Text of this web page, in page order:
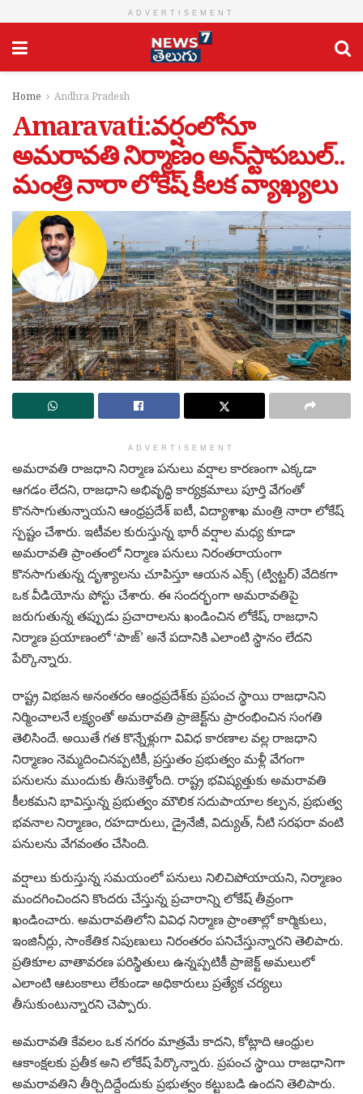
ADVERTISEMENT
Home Andhra Pradesh
Amaravati:వర్షంలోనూ
అమరావతి నిర్మాణం అన్‌స్టాపబుల్..
మంత్రి నారా లోకేష్ కీలక వ్యాఖ్యలు
ADVERTISEMENT
అమరావతి రాజధాని నిర్మాణ పనులు వర్షాల కారణంగా ఎక్కడా
ఆగడం లేదని, రాజధాని అభివృద్ధి కార్యక్రమాలు పూర్తి వేగంతో
కొనసాగుతున్నాయని ఆంధ్రప్రదేశ్ ఐటీ, విద్యాశాఖ మంత్రి నారా లోకేష్
స్పష్టం చేశారు. ఇటీవల కురుస్తున్న భారీ వర్షాల మధ్య కూడా
అమరావతి ప్రాంతంలో నిర్మాణ పనులు నిరంతరాయంగా
కొనసాగుతున్న దృశ్యాలను చూపిస్తూ ఆయన ఎక్స్ (ట్విట్టర్) వేదికగా
ఒక వీడియోను పోస్టు చేశారు. ఈ సందర్భంగా అమరావతిపై
జరుగుతున్న తప్పుడు ప్రచారాలను ఖండించిన లోకేష్, రాజధాని
నిర్మాణ ప్రయాణంలో ‘పాజ్’ అనే పదానికి ఎలాంటి స్థానం లేదని
పేర్కొన్నారు.
రాష్ట్ర విభజన అనంతరం ఆంధ్రప్రదేశ్‌కు ప్రపంచ స్థాయి రాజధానిని
నిర్మించాలనే లక్ష్యంతో అమరావతి ప్రాజెక్ట్‌ను ప్రారంభించిన సంగతి
తెలిసిందే. అయితే గత కొన్నేళ్లుగా వివిధ కారణాల వల్ల రాజధాని
నిర్మాణం నెమ్మదించినప్పటికీ, ప్రస్తుతం ప్రభుత్వం మళ్లీ వేగంగా
పనులను ముందుకు తీసుకెళ్తోంది. రాష్ట్ర భవిష్యత్తుకు అమరావతి
కీలకమని భావిస్తున్న ప్రభుత్వం మౌలిక సదుపాయాల కల్పన, ప్రభుత్వ
భవనాల నిర్మాణం, రహదారులు, డ్రైనేజీ, విద్యుత్, నీటి సరఫరా వంటి
పనులను వేగవంతం చేసింది.
వర్షాలు కురుస్తున్న సమయంలో పనులు నిలిచిపోయాయని, నిర్మాణం
మందగించిందని కొందరు చేస్తున్న ప్రచారాన్ని లోకేష్ తీవ్రంగా
ఖండించారు. అమరావతిలోని వివిధ నిర్మాణ ప్రాంతాల్లో కార్మికులు,
ఇంజినీర్లు, సాంకేతిక నిపుణులు నిరంతరం పనిచేస్తున్నారని తెలిపారు.
ప్రతికూల వాతావరణ పరిస్థితులు ఉన్నప్పటికీ ప్రాజెక్ట్ అమలులో
ఎలాంటి ఆటంకాలు లేకుండా అధికారులు ప్రత్యేక చర్యలు
తీసుకుంటున్నారని చెప్పారు.
అమరావతి కేవలం ఒక నగరం మాత్రమే కాదని, కోట్లాది ఆంధ్రుల
ఆకాంక్షలకు ప్రతీక అని లోకేష్ పేర్కొన్నారు. ప్రపంచ స్థాయి రాజధానిగా
అమరావతిని తీర్చిదిద్దేందుకు ప్రభుత్వం కట్టుబడి ఉందని తెలిపారు.